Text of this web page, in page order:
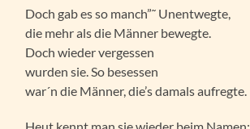
Doch gab es so manch”˜ Unentwegte,
die mehr als die Männer bewegte.
Doch wieder vergessen
wurden sie. So besessen
war´n die Männer, die’s damals aufregte.
Heut kennt man sie wieder beim Namen;